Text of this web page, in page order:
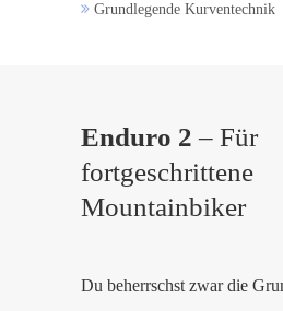
Grundlegende Kurventechnik
Enduro 2 – Für
fortgeschrittene
Mountainbiker
Du beherrschst zwar die